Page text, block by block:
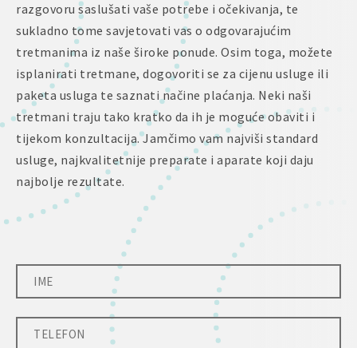
razgovoru saslušati vaše potrebe i očekivanja, te
sukladno tome savjetovati vas o odgovarajućim
tretmanima iz naše široke ponude. Osim toga, možete
isplanirati tretmane, dogovoriti se za cijenu usluge ili
paketa usluga te saznati načine plaćanja. Neki naši
tretmani traju tako kratko da ih je moguće obaviti i
tijekom konzultacija. Jamčimo vam najviši standard
usluge, najkvalitetnije preparate i aparate koji daju
najbolje rezultate.